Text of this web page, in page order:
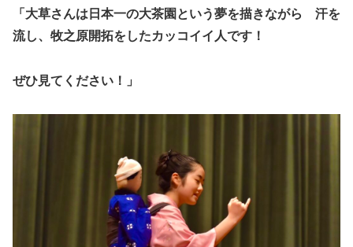
「大草さんは日本一の大茶園という夢を描きながら 汗を
流し、牧之原開拓をしたカッコイイ人です！
ぜひ見てください！」